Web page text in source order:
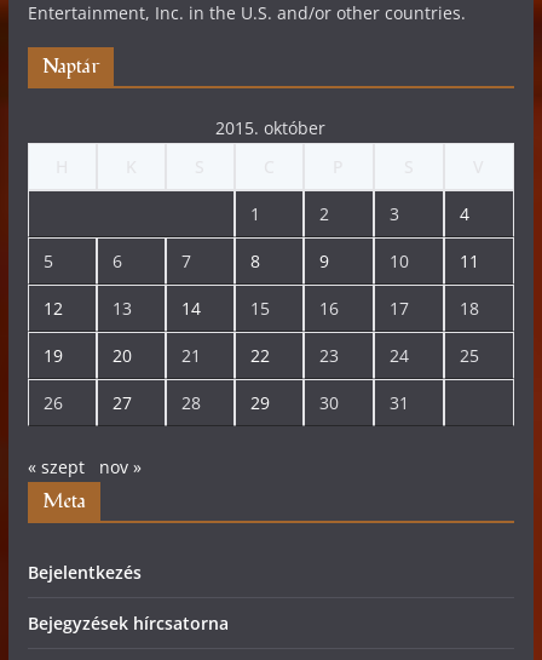
Entertainment, Inc. in the U.S. and/or other countries.
Naptár
2015. október
1 2 3 4
5 6 7 8 9 10 11
12 13 14 15 16 17 18
19 20 21 22 23 24 25
26 27 28 29 30 31
« szept nov »
Meta
Bejelentkezés
Bejegyzések hírcsatorna